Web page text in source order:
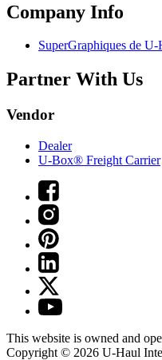
Company Info
SuperGraphiques de U-
Partner With Us
Vendor
Dealer
U-Box® Freight Carrier
This website is owned and
Copyright © 2026 U-Haul